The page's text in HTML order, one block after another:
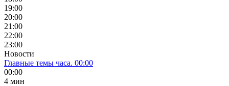
19:00
20:00
21:00
22:00
23:00
Новости
Главные темы часа. 00:00
00:00
4 мин